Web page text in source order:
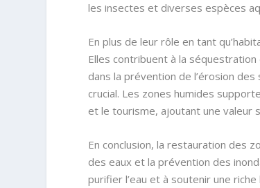
les insectes et diverses espèces
En plus de leur rôle en tant
Elles contribuent à la
dans la prévention de l’érosion
crucial. Les zones humides
et le tourisme, ajoutant une valeur
En conclusion, la restauration des
des eaux et la prévention des
purifier l’eau et à soutenir une